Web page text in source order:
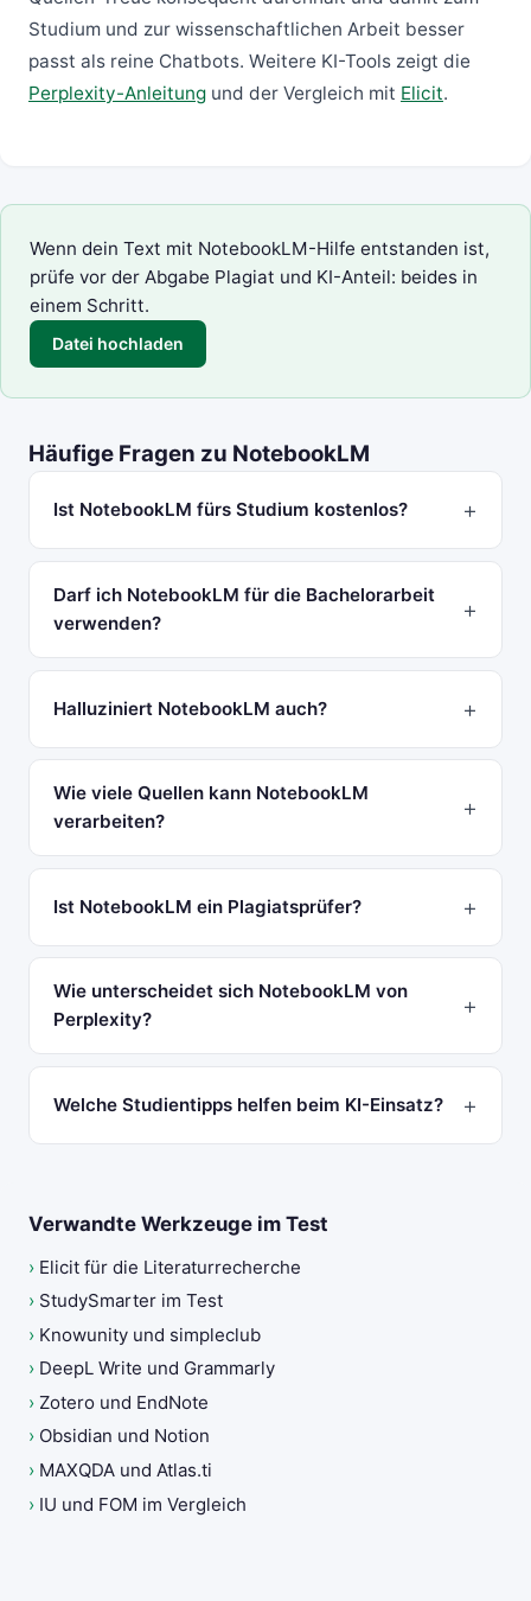
Studium und zur wissenschaftlichen Arbeit besser
passt als reine Chatbots. Weitere KI-Tools zeigt die
Perplexity-Anleitung und der Vergleich mit Elicit.
Wenn dein Text mit NotebookLM-Hilfe entstanden ist,
prüfe vor der Abgabe Plagiat und KI-Anteil: beides in
einem Schritt.
Datei hochladen
Häufige Fragen zu NotebookLM
Ist NotebookLM fürs Studium kostenlos?
Darf ich NotebookLM für die Bachelorarbeit
verwenden?
Halluziniert NotebookLM auch?
Wie viele Quellen kann NotebookLM
verarbeiten?
Ist NotebookLM ein Plagiatsprüfer?
Wie unterscheidet sich NotebookLM von
Perplexity?
Welche Studientipps helfen beim KI-Einsatz?
Verwandte Werkzeuge im Test
› Elicit für die Literaturrecherche
› StudySmarter im Test
› Knowunity und simpleclub
› DeepL Write und Grammarly
› Zotero und EndNote
› Obsidian und Notion
› MAXQDA und Atlas.ti
› IU und FOM im Vergleich